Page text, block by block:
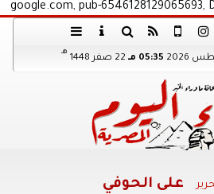
google.com, pub-
05:35 مـ 22 صفر 1448
هـ
على الحوفي